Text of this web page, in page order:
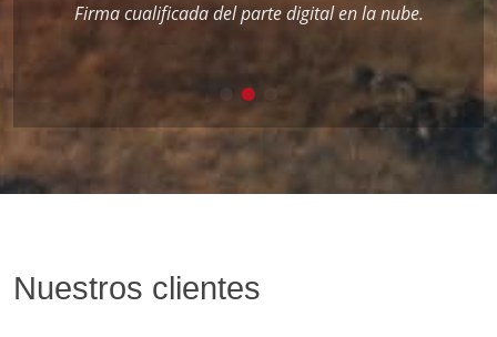
Firma cualificada del parte digital en la nube.
Nuestros clientes